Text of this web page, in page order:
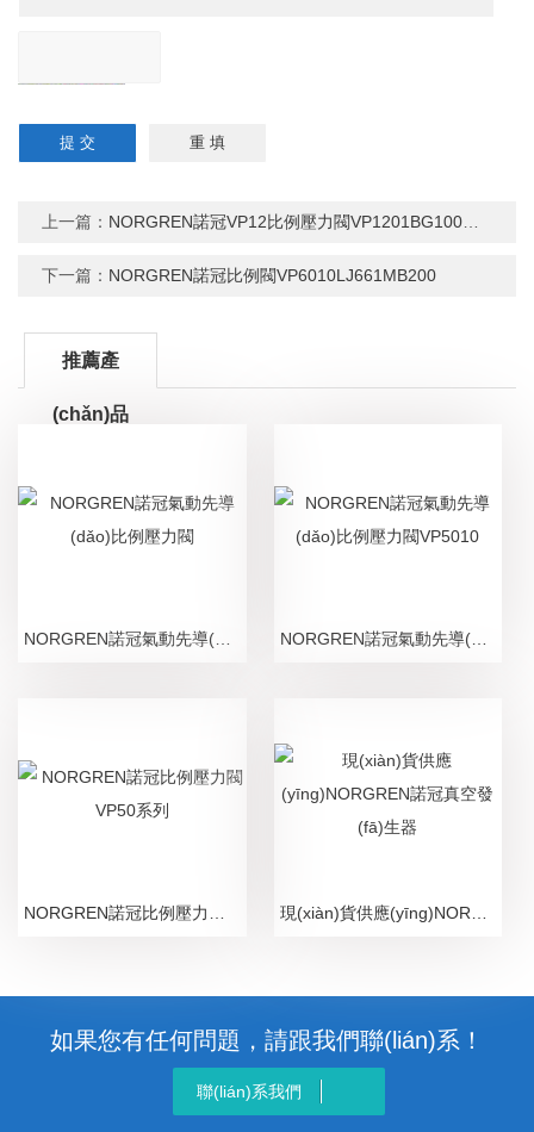
上一篇： NORGREN諾冠VP12比例壓力閥VP1201BG100Q00
下一篇： NORGREN諾冠比例閥VP6010LJ661MB200
推薦產
(chǎn)品
NORGREN諾冠氣動先導(dǎo)比例壓力閥VP5010
如果您有任何問題，請跟我們聯(lián)系！
聯(lián)系我們